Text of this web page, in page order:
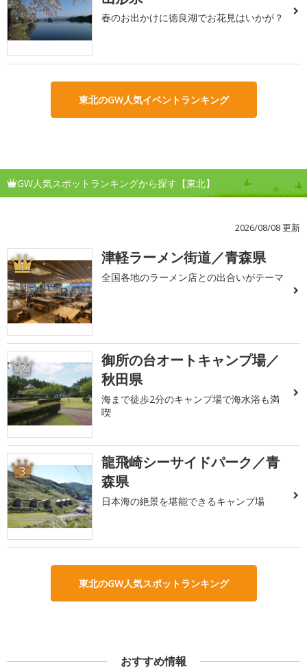
春のお出かけに徳良湖でお花見はいかが？
東北のGW人気イベントランキング
GW人気スポットランキングから探す【東北】
2026/08/08 更新
1 津軽ラーメン街道／青森県
全国各地のラーメン店との出合いがテーマ
2
御所の台オートキャンプ場／
秋田県
海まで徒歩2分のキャンプ場で海水浴も満
喫
3
龍飛崎シーサイドパーク／青
森県
日本海の絶景を堪能できるキャンプ場
東北のGW人気スポットランキング
おすすめ情報